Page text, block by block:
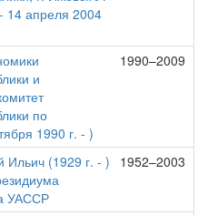
14 апреля 2004
и
по
1990 г. - )
1990–2009
(1929 г. - )
УАССР
1952–2003